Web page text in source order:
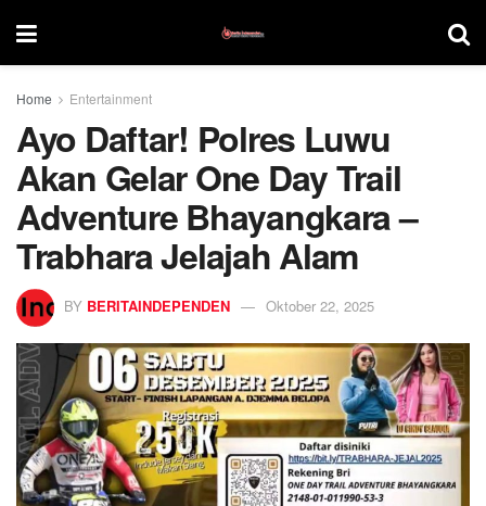
Home Entertainment
Ayo Daftar! Polres Luwu
Akan Gelar One Day Trail
Adventure Bhayangkara –
Trabhara Jelajah Alam
BY BERITAINDEPENDEN Oktober 22, 2025